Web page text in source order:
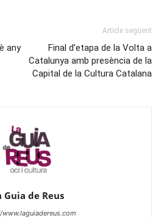
any
Article següent
Final d’etapa de la Volta a
Catalunya amb presència de la
Capital de la Cultura Catalana
Guia de Reus